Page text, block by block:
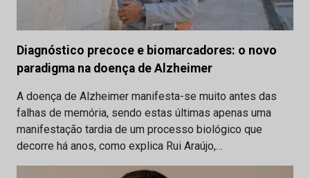
Diagnóstico precoce e biomarcadores: o novo
paradigma na doença de Alzheimer
A doença de Alzheimer manifesta-se muito antes das
falhas de memória, sendo estas últimas apenas uma
manifestação tardia de um processo biológico que
decorre há anos, como explica Rui Araújo,…